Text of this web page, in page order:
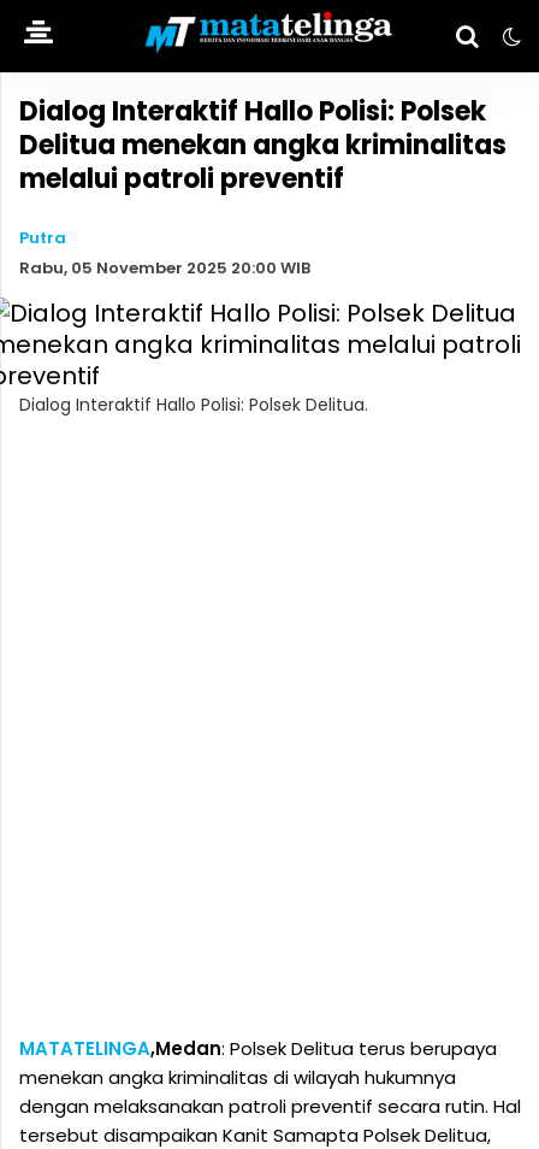
Dialog Interaktif Hallo Polisi: Polsek
Delitua menekan angka kriminalitas
melalui patroli preventif
Putra
Rabu, 05 November 2025 20:00 WIB
Dialog Interaktif Hallo Polisi: Polsek Delitua.
MATATELINGA,Medan: Polsek Delitua terus berupaya
menekan angka kriminalitas di wilayah hukumnya
dengan melaksanakan patroli preventif secara rutin. Hal
tersebut disampaikan Kanit Samapta Polsek Delitua,